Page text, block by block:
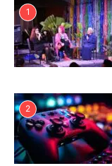
1
2